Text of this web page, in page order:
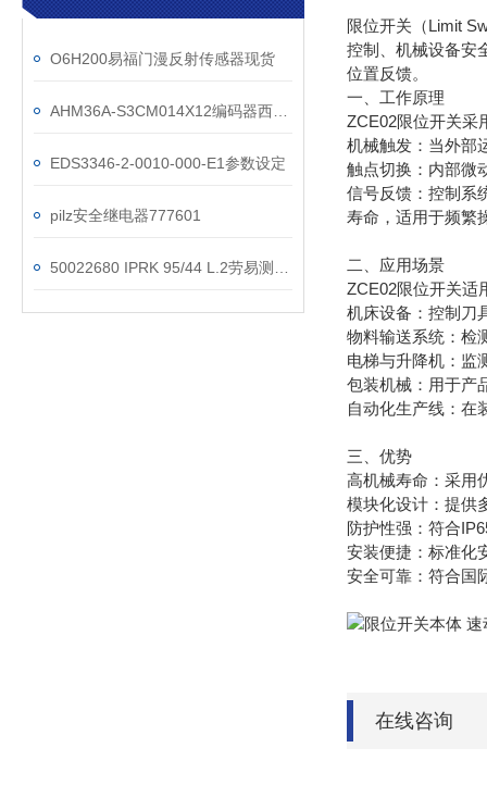
O6H200易福门漫反射传感器现货
EDS3346-2-0010-000-E1参数设定
pilz安全继电器777601
限位开关（Limit
控制、机械设备安
位置反馈。
一、工作原理
ZCE02限位开关采
机械触发：当外部
触点切换：内部微
信号反馈：控制系
寿命，适用于频繁
二、应用场景
ZCE02限位开关适
机床设备：控制刀
物料输送系统：检
电梯与升降机：监
包装机械：用于产
自动化生产线：在
三、优势
高机械寿命：采用
模块化设计：提供
防护性强：符合
安装便捷：标准化
安全可靠：符合国
在线咨询